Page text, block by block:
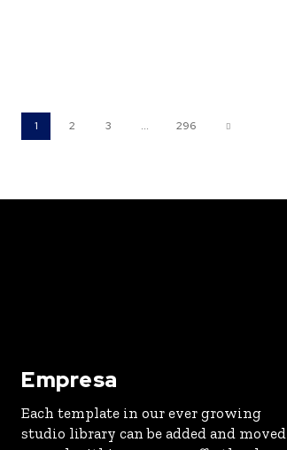
1 2 3 ... 296
Empresa
Each template in our ever growing
studio library can be added and moved